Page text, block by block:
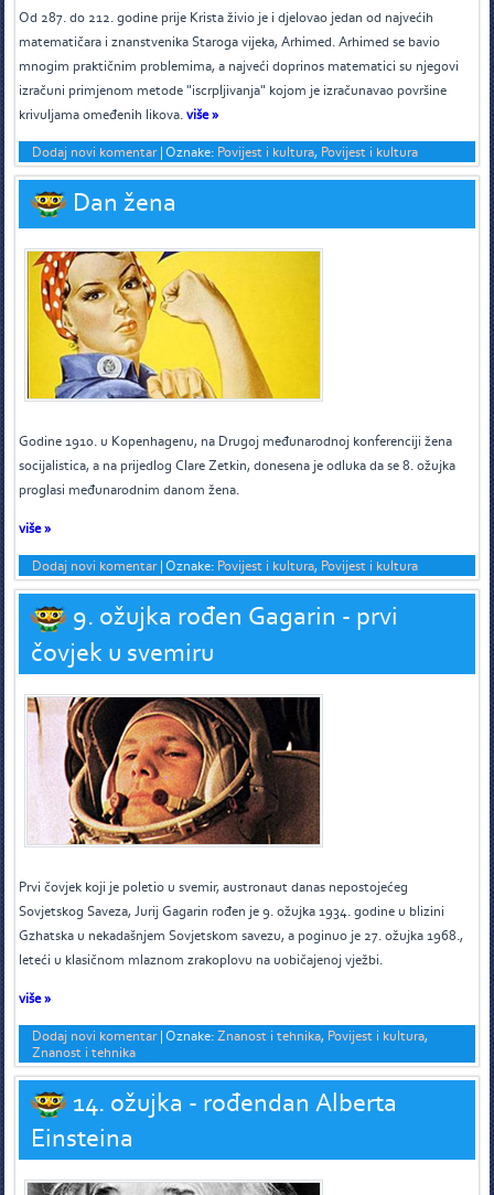
Od 287. do 212. godine prije Krista živio je i djelovao jedan od najvećih
matematičara i znanstvenika Staroga vijeka, Arhimed. Arhimed se bavio
mnogim praktičnim problemima, a najveći doprinos matematici su njegovi
izračuni primjenom metode "iscrpljivanja" kojom je izračunavao površine
krivuljama omeđenih likova.više »
Dodaj novi komentar|Oznake: Povijest i kultura, Povijest i kultura
Dan žena
Godine 1910. u Kopenhagenu, na Drugoj međunarodnoj konferenciji žena
socijalistica, a na prijedlog Clare Zetkin, donesena je odluka da se 8. ožujka
proglasi međunarodnim danom žena.
više »
Dodaj novi komentar|Oznake: Povijest i kultura, Povijest i kultura
9. ožujka rođen Gagarin - prvi
čovjek u svemiru
Prvi čovjek koji je poletio u svemir, austronaut danas nepostojećeg
Sovjetskog Saveza, Jurij Gagarin rođen je 9. ožujka 1934. godine u blizini
Gzhatska u nekadašnjem Sovjetskom savezu, a poginuo je 27. ožujka 1968.,
leteći u klasičnom mlaznom zrakoplovu na uobičajenoj vježbi.
više »
Dodaj novi komentar|Oznake:Znanost i tehnika, Povijest i kultura,
Znanost i tehnika
14. ožujka - rođendan Alberta
Einsteina